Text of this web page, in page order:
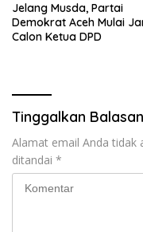
Jelang Musda, Partai
Demokrat Aceh Mulai
Calon Ketua DPD
Tinggalkan Balasan
Alamat email Anda tidak
ditandai *